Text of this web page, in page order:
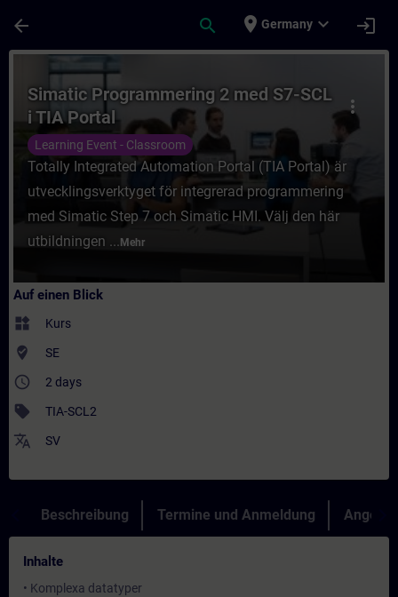
arrow_back search place Germany expand_more login
Kurs - Simatic Programmering 2 med
more_vert
Simatic Programmering 2 med S7-SCL
i TIA Portal
Learning Event - Classroom
Totally Integrated Automation Portal (TIA Portal) är
utvecklingsverktyget för integrerad programmering
med Simatic Step 7 och Simatic HMI. Välj den här
utbildningen ... Mehr
Auf einen Blick
widgets Kurs
where_to_vote SE
access_time 2 days
sell TIA-SCL2
translate SV
Beschreibung Termine und Anmeldung Angebot
Inhalte
• Komplexa datatyper